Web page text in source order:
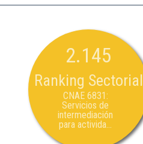
2.145
Ranking Sectorial
CNAE 6831:
Servicios de
intermediación
para activida...